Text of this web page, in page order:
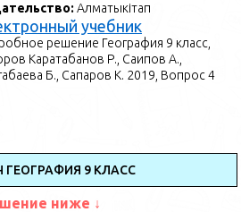
Алматыкітап
учебник
решение География 9 класс,
Каратабанов Р., Саипов А.,
Б., Сапаров К. 2019, Вопрос 4
ГЕОГРАФИЯ 9 КЛАСС
ниже ↓